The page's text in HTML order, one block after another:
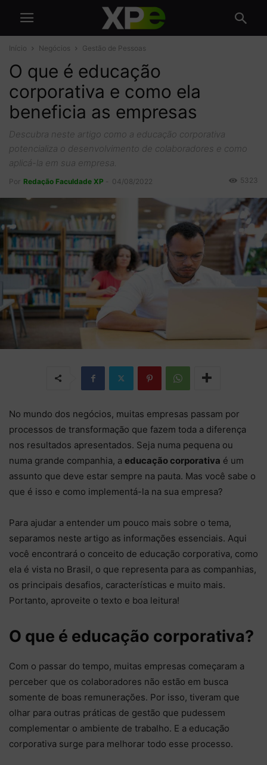
Início Negócios Gestão de Pessoas
O que é educação
corporativa e como ela
beneficia as empresas
Descubra neste artigo como a educação corporativa
potencializa o desenvolvimento de colaboradores e como
aplicá-la em sua empresa.
Por Redação Faculdade XP 04/08/2022 5323
No mundo dos negócios, muitas empresas passam por
processos de transformação que fazem toda a diferença
nos resultados apresentados. Seja numa pequena ou
numa grande companhia, a educação corporativa é um
assunto que deve estar sempre na pauta. Mas você sabe o
que é isso e como implementá-la na sua empresa?
Para ajudar a entender um pouco mais sobre o tema,
separamos neste artigo as informações essenciais. Aqui
você encontrará o conceito de educação corporativa, como
ela é vista no Brasil, o que representa para as companhias,
os principais desafios, características e muito mais.
Portanto, aproveite o texto e boa leitura!
O que é educação corporativa?
Com o passar do tempo, muitas empresas começaram a
perceber que os colaboradores não estão em busca
somente de boas remunerações. Por isso, tiveram que
olhar para outras práticas de gestão que pudessem
complementar o ambiente de trabalho. E a educação
corporativa surge para melhorar todo esse processo.